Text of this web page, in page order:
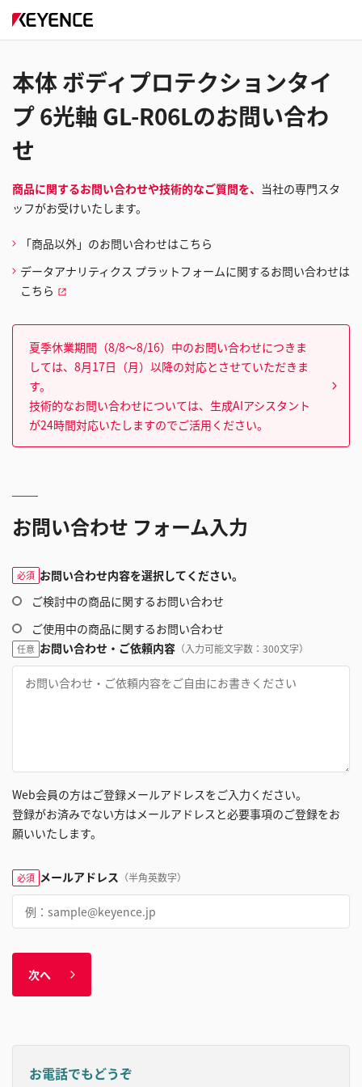
本体 ボディプロテクションタイ
プ 6光軸 GL-R06Lのお問い合わ
せ
商品に関するお問い合わせや技術的なご質問を、 当社の専門スタ
ッフがお受けいたします。
「商品以外」のお問い合わせはこちら
データアナリティクス プラットフォームに関するお問い合わせは
こちら
夏季休業期間（8/8～8/16）中のお問い合わせにつきま
しては、8月17日（月）以降の対応とさせていただきま
す。
技術的なお問い合わせについては、生成AIアシスタント
が24時間対応いたしますのでご活用ください。
お問い合わせ フォーム入力
必須 お問い合わせ内容を選択してください。
ご検討中の商品に関するお問い合わせ
ご使用中の商品に関するお問い合わせ
任意 お問い合わせ・ご依頼内容 （入力可能文字数：300文字）
Web会員の方はご登録メールアドレスをご入力ください。
登録がお済みでない方はメールアドレスと必要事項のご登録をお
願いいたします。
必須 メールアドレス （半角英数字）
次へ
お電話でもどうぞ